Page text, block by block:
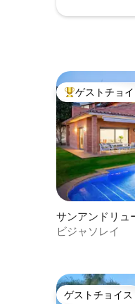
大好評のゲス
ゲストチョ
サンアンドリュ
スの一軒家
ビジャソレイ
ゲストチョイス
ゲストチョイス